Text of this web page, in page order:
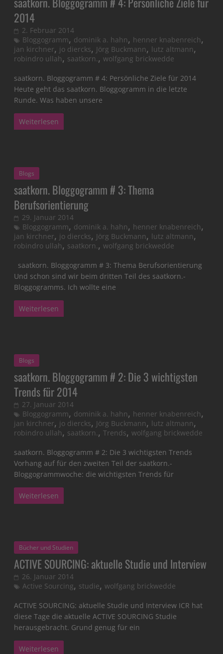
2014
2. Februar 2014
Bloggogramm, dominik a. hahn, henner knabenreich,
jan kirchner, jo diercks, Jörg Buckmann, lutz altmann,
robindro ullah, saatkorn.,wolfgang brickwedde
saatkorn. Bloggogramm # 4: Persönliche Ziele für 2014
Heute geht das saatkorn. Bloggogramm in die letzte
Runde. Was haben unsere
Weiterlesen
Blogs
saatkorn. Bloggogramm # 3: Thema
Berufsorientierung
29. Januar 2014
Bloggogramm, dominik a. hahn, henner knabenreich,
jan kirchner, jo diercks, Jörg Buckmann, lutz altmann,
robindro ullah, saatkorn.,wolfgang brickwedde
saatkorn. Bloggogramm # 3: Thema Berufsorientierung
Und schon sind wir beim dritten Teil des saatkorn.-
Bloggogramms. Ich wollte eine
Weiterlesen
Blogs
saatkorn. Bloggogramm # 2: Die 3 wichtigsten
Trends für 2014
27. Januar 2014
Bloggogramm, dominik a. hahn, henner knabenreich,
jan kirchner, jo diercks, Jörg Buckmann, lutz altmann,
robindro ullah, saatkorn.,Trends,wolfgang brickwedde
saatkorn. Bloggogramm # 2: Die 3 wichtigsten Trends
Vorhang auf für den zweiten Teil der saatkorn.-
Bloggogrammwoche: die wichtigsten Trends für
Weiterlesen
Bücher und Studien
ACTIVE SOURCING: aktuelle Studie und Interview
26. Januar 2014
Active Sourcing, studie,wolfgang brickwedde
ACTIVE SOURCING: aktuelle Studie und Interview ICR hat
diese Tage die aktuelle ACTIVE SOURCING Studie
herausgebracht. Grund genug für ein
Weiterlesen